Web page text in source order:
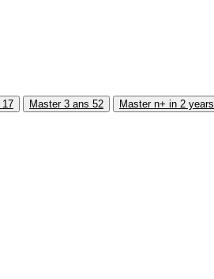
17 Master 3 ans 52 Master n+ in 2 years